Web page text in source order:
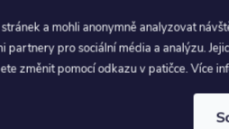
a mohli anonymně analyzovat
pro sociální média a analýzu.
změnit pomocí odkazu v patičce. Více